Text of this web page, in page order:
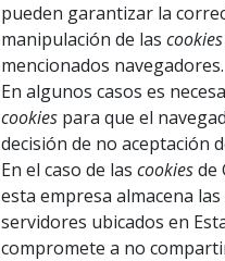
pueden garantizar la
manipulación de las cookies
mencionados navegadores.
En algunos casos es
cookies para que el
decisión de no aceptación
En el caso de las cookiesde
esta empresa almacena las
servidores ubicados en
compromete a no